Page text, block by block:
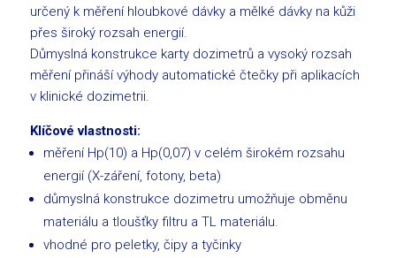
určený k měření hloubkové dávky a mělké dávky na kůži
přes široký rozsah energií.
Důmyslná konstrukce karty dozimetrů a vysoký rozsah
měření přináší výhody automatické čtečky při aplikacích
v klinické dozimetrii.
Klíčové vlastnosti:
měření Hp(10) a Hp(0,07) v celém širokém rozsahu
energií (X-záření, fotony, beta)
důmyslná konstrukce dozimetru umožňuje obměnu
materiálu a tloušťky filtru a TL materiálu.
vhodné pro peletky, čipy a tyčinky